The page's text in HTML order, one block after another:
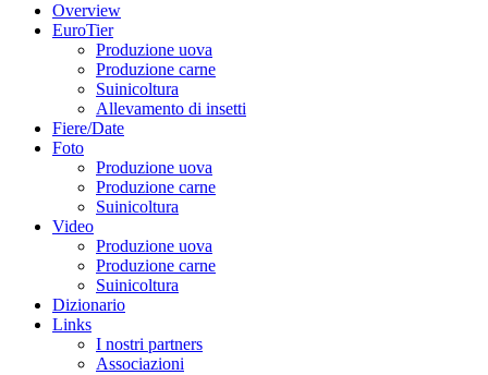
Overview
EuroTier
Produzione uova
Produzione carne
Suinicoltura
Allevamento di insetti
Fiere/Date
Foto
Produzione uova
Produzione carne
Suinicoltura
Video
Produzione uova
Produzione carne
Suinicoltura
Dizionario
Links
I nostri partners
Associazioni